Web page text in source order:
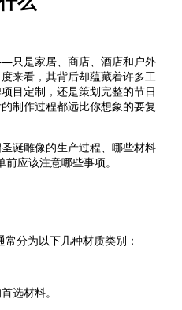
只是家居、商店、酒店和户外
来看，其背后却蕴藏着许多工
目定制，还是策划完整的节日
制作过程都远比你想象的要复
诞雕像的生产过程、哪些材料
应该注意哪些事项。
分为以下几种材质类别：
选材料。